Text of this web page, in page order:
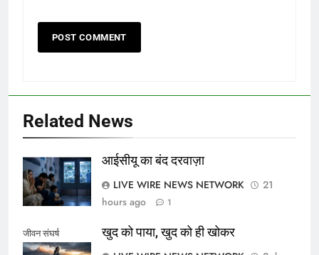
Related News
आईसीयू का बंद दरवाज़ा
LIVE WIRE NEWS NETWORK
21
hours ago
1
जीवन संघर्ष
खुद को पाया, खुद को ही खोकर